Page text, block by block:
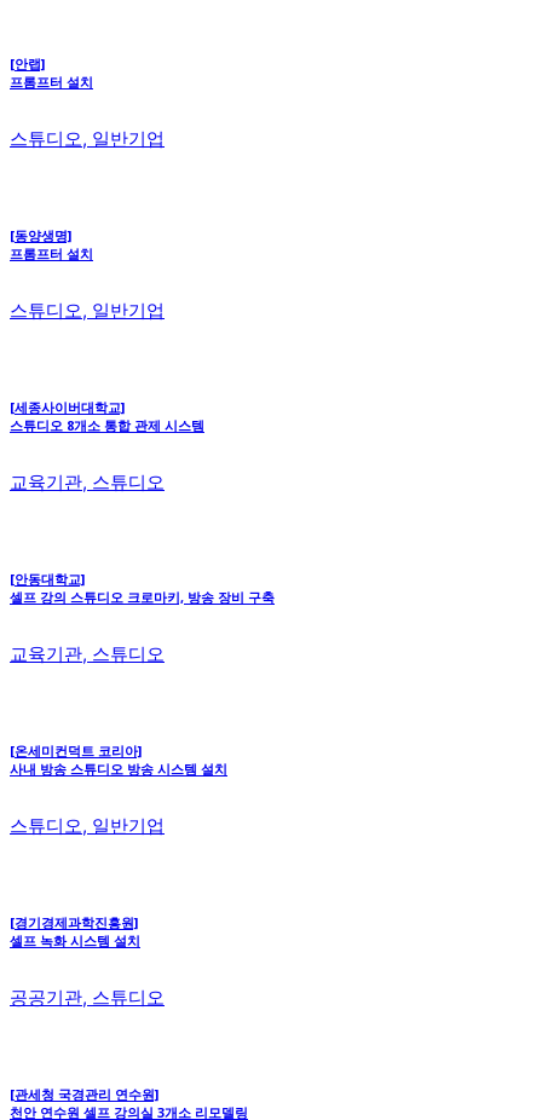
[안랩]
프롬프터 설치
스튜디오, 일반기업
[동양생명]
프롬프터 설치
스튜디오, 일반기업
[세종사이버대학교]
스튜디오 8개소 통합 관제 시스템
교육기관, 스튜디오
[안동대학교]
셀프 강의 스튜디오 크로마키, 방송 장비 구축
교육기관, 스튜디오
[온세미컨덕트 코리아]
사내 방송 스튜디오 방송 시스템 설치
스튜디오, 일반기업
[경기경제과학진흥원]
셀프 녹화 시스템 설치
공공기관, 스튜디오
[관세청 국경관리 연수원]
천안 연수원 셀프 강의실 3개소 리모델링